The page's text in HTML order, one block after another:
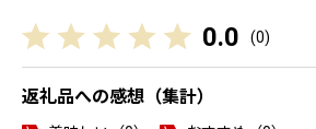
0.0 (0)
返礼品への感想（集計）